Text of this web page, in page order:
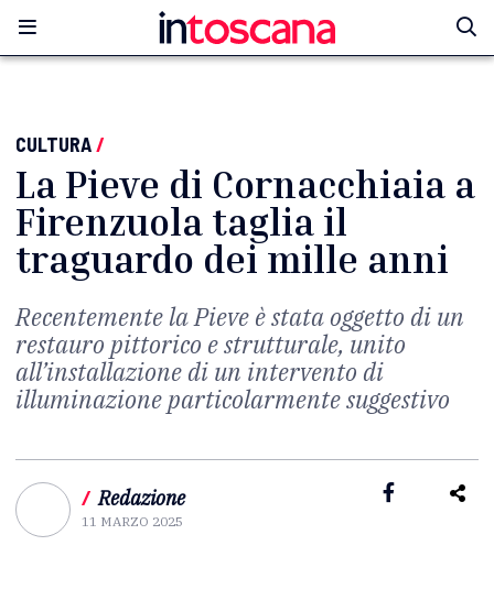
CULTURA/
La Pieve di Cornacchiaia a
Firenzuola taglia il
traguardo dei mille anni
Recentemente la Pieve è stata oggetto di un
restauro pittorico e strutturale, unito
all’installazione di un intervento di
illuminazione particolarmente suggestivo
/ Redazione
11 MARZO 2025